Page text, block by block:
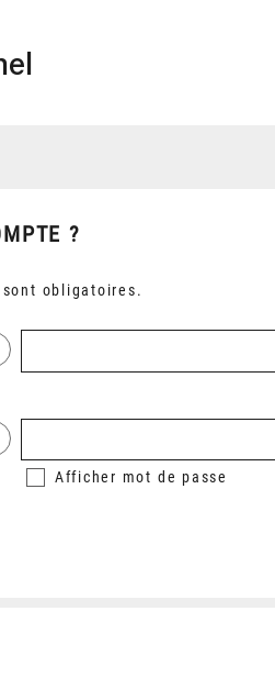
?
sont obligatoires.
Afficher mot de passe